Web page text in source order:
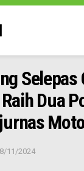
Selepas
Dua
11/2024